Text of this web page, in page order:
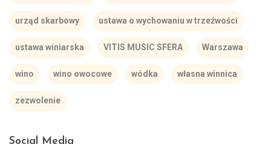
urząd skarbowy ustawa o wychowaniu w trzeźwości
ustawa winiarska VITIS MUSIC SFERA Warszawa
wino wino owocowe wódka własna winnica
zezwolenie
Social Media